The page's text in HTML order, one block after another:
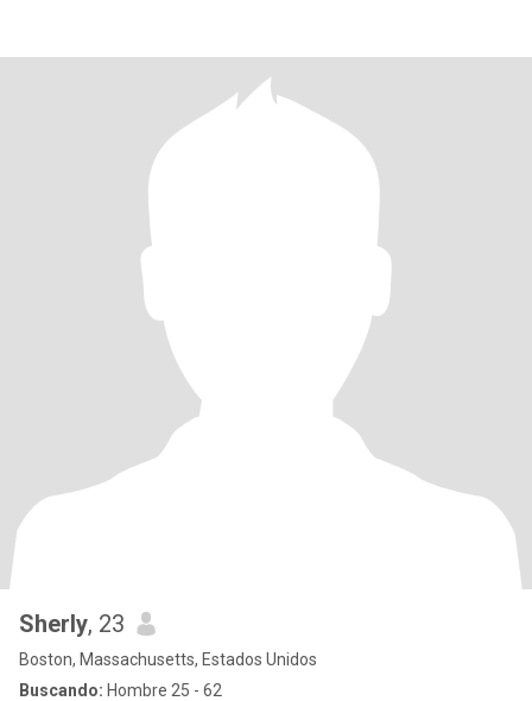
Sherly, 23
Boston, Massachusetts, Estados Unidos
Buscando: Hombre 25 - 62